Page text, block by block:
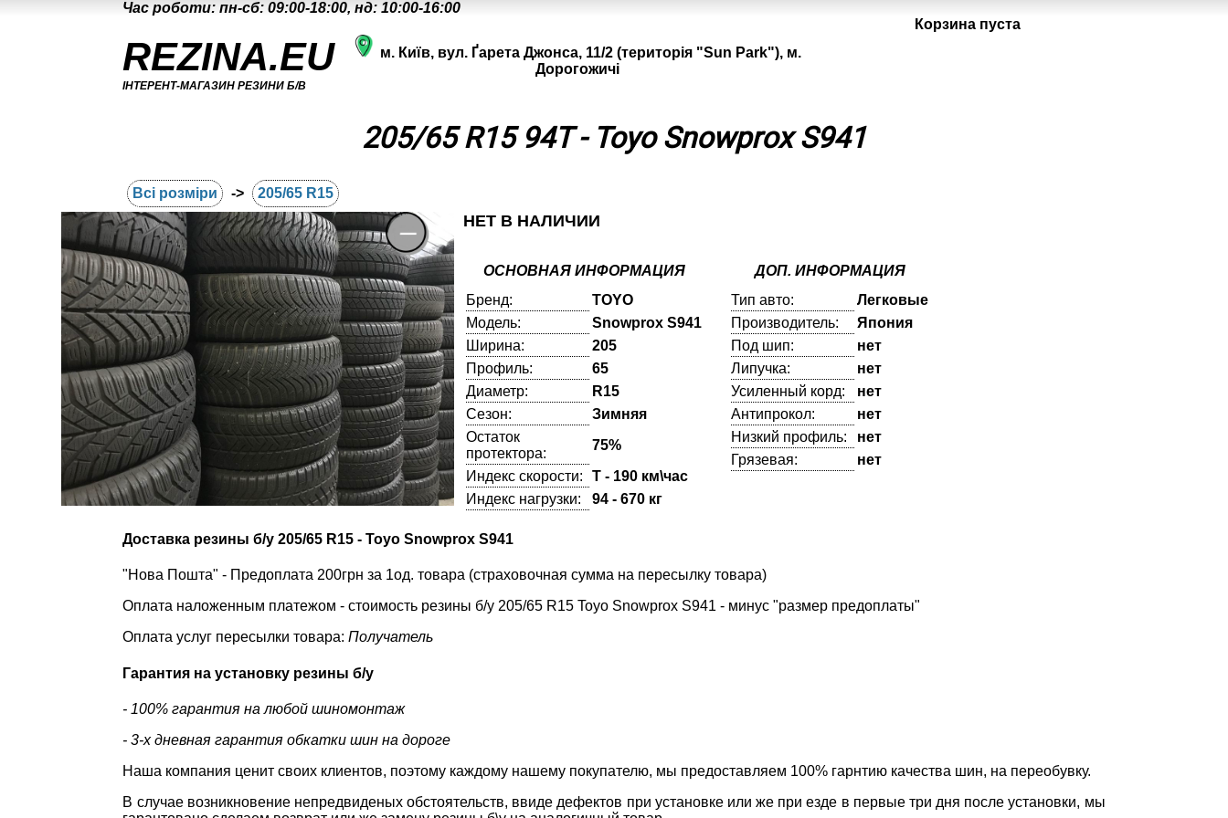
Час роботи: пн-сб: 09:00-18:00, нд: 10:00-16:00
REZINA.EU
ІНТЕРЕНТ-МАГАЗИН РЕЗИНИ Б/В
м. Київ, вул. Ґарета Джонса, 11/2 (територія "Sun Park"), м.
Дорогожичі
Корзина пуста
205/65 R15 94T - Toyo Snowprox S941
Всі розміри -> 205/65 R15
НЕТ В НАЛИЧИИ
ОСНОВНАЯ ИНФОРМАЦИЯ
Бренд:
TOYO
Модель:
Snowprox S941
Ширина:
205
Профиль:
65
Диаметр:
R15
Сезон:
Зимняя
Остаток
протектора:
75%
Индекс скорости:
T - 190 км\час
Индекс нагрузки:
94 - 670 кг
ДОП. ИНФОРМАЦИЯ
Тип авто:
Легковые
Производитель:
Япония
Под шип:
нет
Липучка:
нет
Усиленный корд:
нет
Антипрокол:
нет
Низкий профиль:
нет
Грязевая:
нет
Доставка резины б/у 205/65 R15 - Toyo Snowprox S941
"Нова Пошта" - Предоплата 200грн за 1од. товара (страховочная сумма на пересылку товара)
Оплата наложенным платежом - стоимость резины б/у 205/65 R15 Toyo Snowprox S941 - минус "размер предоплаты"
Оплата услуг пересылки товара:Получатель
Гарантия на установку резины б/у
- 100% гарантия на любой шиномонтаж
- 3-х дневная гарантия обкатки шин на дороге
Наша компания ценит своих клиентов, поэтому каждому нашему покупателю, мы предоставляем 100% гарнтию качества шин, на переобувку.
В случае возникновение непредвиденых обстоятельств, ввиде дефектов при установке или же при езде в первые три дня после установки, мы